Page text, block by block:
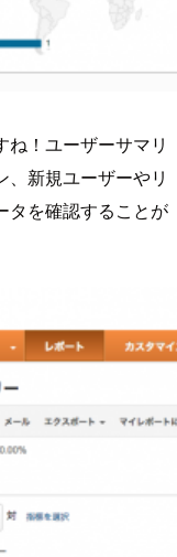
！ユーザーサマリ
新規ユーザーやリ
タを確認することが